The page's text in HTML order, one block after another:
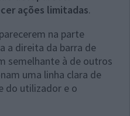
ações limitadas.
na parte
a direita da barra de
semelhante à de outros
uma linha clara de
do utilizador e o